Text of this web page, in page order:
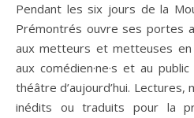
Pendant les six jours de la
Prémontrés ouvre ses portes
aux metteurs et metteuses en
aux comédien·ne·s et au
théâtre d’aujourd’hui.
inédits ou traduits pour la